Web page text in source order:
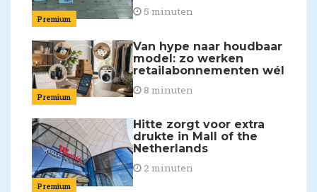
Premium
5 minuten
Premium
Van hype naar houdbaar
model: zo werken
retailabonnementen wél
8 minuten
Premium
Hitte zorgt voor extra
drukte in Mall of the
Netherlands
2 minuten